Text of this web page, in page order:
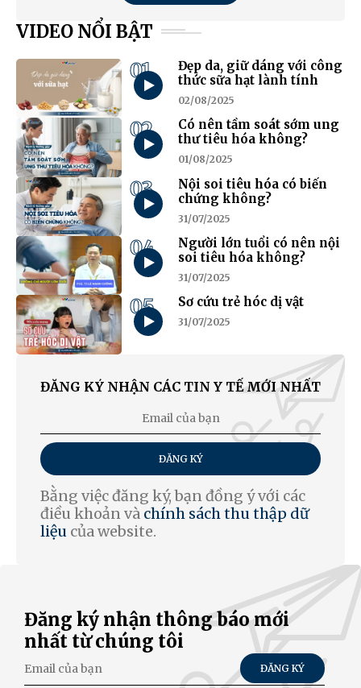
VIDEO NỔI BẬT
01
Đẹp da, giữ dáng với công
thức sữa hạt lành tính
02/08/2025
02
Có nên tầm soát sớm ung
thư tiêu hóa không?
01/08/2025
03
Nội soi tiêu hóa có biến
chứng không?
31/07/2025
04
Người lớn tuổi có nên nội
soi tiêu hóa không?
31/07/2025
05 Sơ cứu trẻ hóc dị vật
31/07/2025
ĐĂNG KÝ NHẬN CÁC TIN Y TẾ MỚI NHẤT
ĐĂNG KÝ
Bằng việc đăng ký, bạn đồng ý với các
điều khoản và chính sách thu thập dữ
liệu của website.
Đăng ký nhận thông báo mới
nhất từ chúng tôi
ĐĂNG KÝ